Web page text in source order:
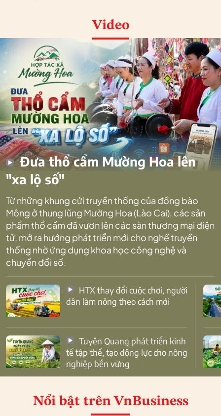
Video
Đưa thổ cẩm Mường Hoa lên
"xa lộ số"
Từ những khung cửi truyền thống của đồng bào
Mông ở thung lũng Mường Hoa (Lào Cai), các sản
phẩm thổ cẩm đã vươn lên các sàn thương mại điện
tử, mở ra hướng phát triển mới cho nghề truyền
thống nhờ ứng dụng khoa học công nghệ và
chuyển đổi số.
dân làm nông theo cách mới
tế tập thể, tạo động lực cho nông
nghiệp bền vững
Nổi bật trên VnBusiness